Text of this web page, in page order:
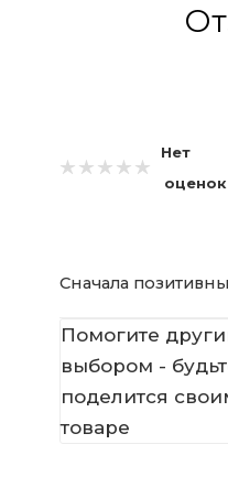
Нет
оценок
Сначала
Помогите
выбором -
поделится
товаре